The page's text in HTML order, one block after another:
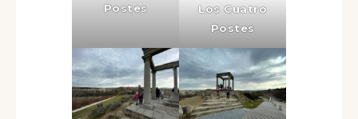
Postes
Los Cuatro
Postes